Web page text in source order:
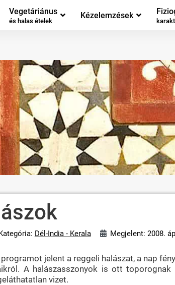
Vegetáriánus
és halas ételek
Kézelemzések
Dél-India - Kerala Megjelent: 2008.
jelent a reggeli halászat, a nap
A halászasszonyok is ott
vizet.